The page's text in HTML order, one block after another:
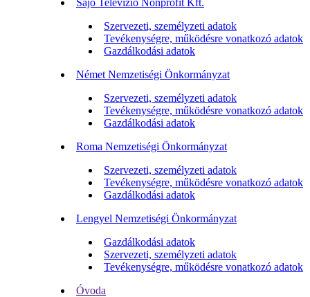
Sajó Televízió Nonprofit Kft.
Szervezeti, személyzeti adatok
Tevékenységre, működésre vonatkozó adatok
Gazdálkodási adatok
Német Nemzetiségi Önkormányzat
Szervezeti, személyzeti adatok
Tevékenységre, működésre vonatkozó adatok
Gazdálkodási adatok
Roma Nemzetiségi Önkormányzat
Szervezeti, személyzeti adatok
Tevékenységre, működésre vonatkozó adatok
Gazdálkodási adatok
Lengyel Nemzetiségi Önkormányzat
Gazdálkodási adatok
Szervezeti, személyzeti adatok
Tevékenységre, működésre vonatkozó adatok
Óvoda